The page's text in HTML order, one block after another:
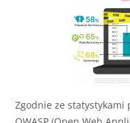
Zgodnie ze statystykami